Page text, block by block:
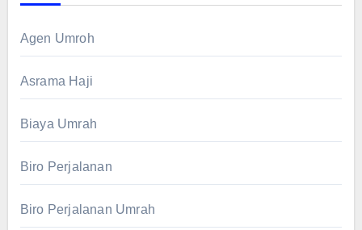
Agen Umroh
Asrama Haji
Biaya Umrah
Biro Perjalanan
Biro Perjalanan Umrah